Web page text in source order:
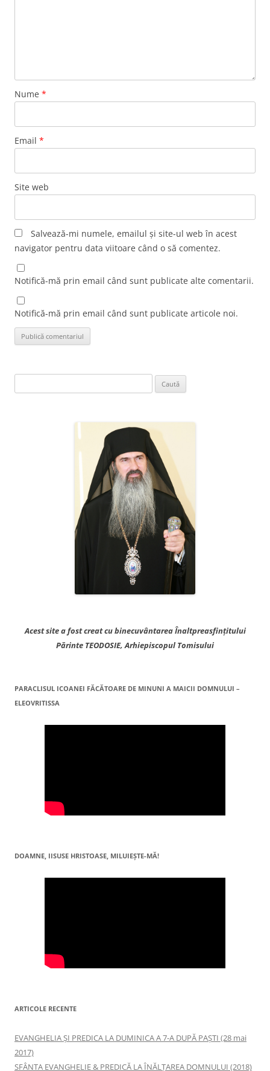
Nume *
Email *
Site web
Salvează-mi numele, emailul și site-ul web în acest
navigator pentru data viitoare când o să comentez.
Notifică-mă prin email când sunt publicate alte comentarii.
Notifică-mă prin email când sunt publicate articole noi.
după:
Acest site a fost creat cu binecuvântarea Înaltpreasfințitului
Părinte TEODOSIE, Arhiepiscopul Tomisului
PARACLISUL ICOANEI FĂCĂTOARE DE MINUNI A MAICII DOMNULUI –
ELEOVRITISSA
DOAMNE, IISUSE HRISTOASE, MILUIEŞTE-MĂ!
ARTICOLE RECENTE
EVANGHELIA ȘI PREDICA LA DUMINICA A 7-A DUPĂ PAȘTI (28 mai
2017)
SFÂNTA EVANGHELIE & PREDICĂ LA ÎNĂLŢAREA DOMNULUI (2018)